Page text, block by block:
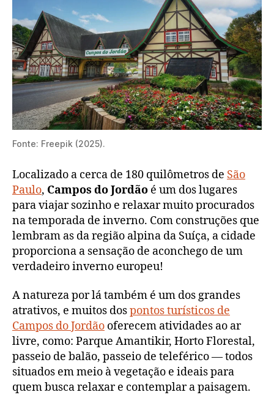
Fonte: Freepik (2025).
Localizado a cerca de 180 quilômetros de São
Paulo, Campos do Jordão é um dos lugares
para viajar sozinho e relaxar muito procurados
na temporada de inverno. Com construções que
lembram as da região alpina da Suíça, a cidade
proporciona a sensação de aconchego de um
verdadeiro inverno europeu!
A natureza por lá também é um dos grandes
atrativos, e muitos dospontos turísticos de
Campos do Jordão oferecem atividades ao ar
livre, como: Parque Amantikir, Horto Florestal,
passeio de balão, passeio de teleférico — todos
situados em meio à vegetação e ideais para
quem busca relaxar e contemplar a paisagem.